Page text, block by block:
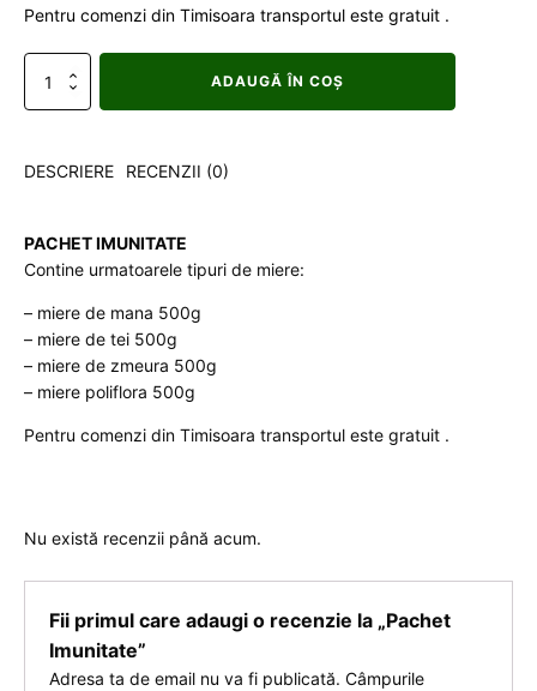
Pentru comenzi din Timisoara transportul este gratuit .
Cantitate
ADAUGĂ ÎN COȘ
DESCRIERE RECENZII (0)
PACHET IMUNITATE
Contine urmatoarele tipuri de miere:
– miere de mana 500g
– miere de tei 500g
– miere de zmeura 500g
– miere poliflora 500g
Pentru comenzi din Timisoara transportul este gratuit .
Nu există recenzii până acum.
Fii primul care adaugi o recenzie la „Pachet
Imunitate”
Adresa ta de email nu va fi publicată. Câmpurile